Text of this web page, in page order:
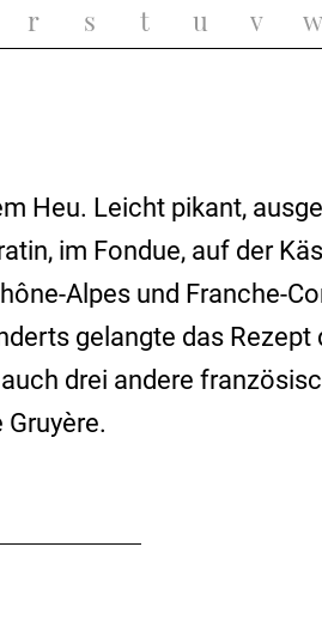
r s t u v w
Heu. Leicht pikant,
im Fondue, auf der
Alpes und Franche-
gelangte das Rezept
drei andere